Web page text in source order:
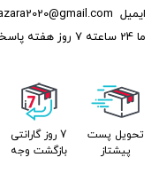
ایمیل
ما 24 ساعته 7 روز هفته پاسخگوی شما هستیم.
تحویل پست
پیشتاز
7 روز گارانتی
بازگشت وجه